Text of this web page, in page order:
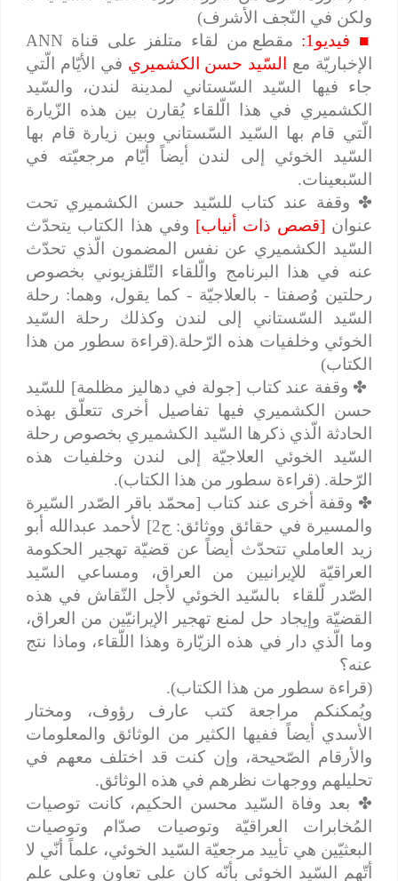
ولكن في النّجف الأشرف)
■فيديو1: مقطع من لقاء متلفز على قناة ANN
الإخباريّة معالسّيد حسن الكشميري في الأيّام الّتي
جاء فيها السّيد السّستاني لمدينة لندن، والسّيد
الكشميري في هذا الّلقاء يُقارن بين هذه الزّيارة
الّتي قام بها السّيد السّستاني وبين زيارة قام بها
السّيد الخوئي إلى لندن أيضاً أيّام مرجعيّته في
السّبعينات.
✤وقفة عند كتاب للسّيد حسن الكشميري تحت
عنوان [قصص ذات أنياب] وفي هذا الكتاب يتحدّث
السّيد الكشميري عن نفس المضمون الّذي تحدّث
عنه في هذا البرنامج والّلقاء التّلفزيوني بخصوص
رحلتين وُصفتا - بالعلاجيّة - كما يقول، وهما: رحلة
السّيد السّستاني إلى لندن وكذلك رحلة السّيد
الخوئي وخلفيات هذه الرّحلة.(قراءة سطور من هذا
الكتاب)
✤وقفة عند كتاب [جولة في دهاليز مظلمة] للسّيد
حسن الكشميري فيها تفاصيل أخرى تتعلّق بهذه
الحادثة الّذي ذكرها السّيد الكشميري بخصوص رحلة
السّيد الخوئي العلاجيّة إلى لندن وخلفيات هذه
الرّحلة. (قراءة سطور من هذا الكتاب).
✤وقفة أخرى عند كتاب [محمّد باقر الصّدر السّيرة
والمسيرة في حقائق ووثائق: ج2] لأحمد عبدالله أبو
زيد العاملي تتحدّث أيضاً عن قضيّة تهجير الحكومة
العراقيّة للإيرانيين من العراق، ومساعي السّيد
الصّدر لّلقاء
بالسّيد الخوئي لأجل النّقاش في هذه
القضيّة وإيجاد حل لمنع تهجير الإيرانيّين من العراق،
وما الّذي دار في هذه الزيّارة وهذا اللّقاء، وماذا نتج
عنه؟
(قراءة سطور من هذا الكتاب).
ويُمكنكم مراجعة كتب عارف رؤوف، ومختار
الأسدي أيضاً ففيها الكثير من الوثائق والمعلومات
والأرقام الصّحيحة، وإن كنت قد اختلف معهم في
تحليلهم ووجهات نظرهم في هذه الوثائق.
✤بعد وفاة السّيد محسن الحكيم، كانت توصيات
المُخابرات العراقيّة وتوصيات صدّام وتوصيات
البعثيّين هي تأييد مرجعيّة السّيد الخوئي، علماً أنّي لا
أتّهم السّيد الخوئي بأنّه كان على تعاون وعلى علم